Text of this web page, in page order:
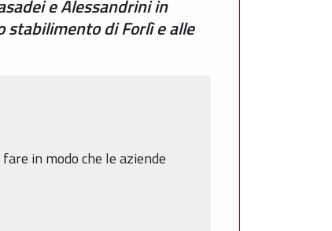
e Alessandrini in
stabilimento di Forlì e alle
in modo che le aziende